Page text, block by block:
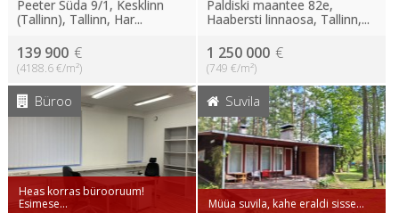
Peeter Süda 9/1, Kesklinn
(Tallinn), Tallinn, Har...
139 900 €
(4188.6 €/m²)
Paldiski maantee 82e,
Haabersti linnaosa, Tallinn,...
1 250 000 €
(749 €/m²)
Büroo
Heas korras bürooruum!
Esimese...
Suvila
Müüa suvila, kahe eraldi sisse...